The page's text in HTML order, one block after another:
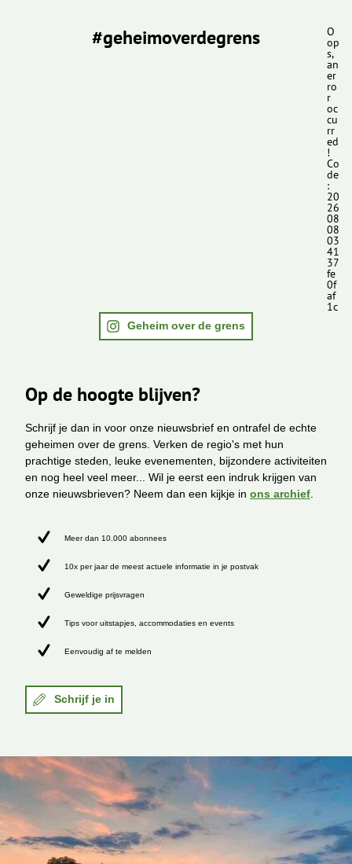
#geheimoverdegrens O
op
s,
an
er
ro
r
oc
cu
rr
ed
!
Co
de
:
20
26
08
08
03
41
37
fe
0f
af
1c
Geheim over de grens
Op de hoogte blijven?
Schrijf je dan in voor onze nieuwsbrief en ontrafel de echte
geheimen over de grens. Verken de regio's met hun
prachtige steden, leuke evenementen, bijzondere activiteiten
en nog heel veel meer... Wil je eerst een indruk krijgen van
onze nieuwsbrieven? Neem dan een kijkje in ons archief
Meer dan 10.000 abonnees
10x per jaar de meest actuele informatie in je postvak
Geweldige prijsvragen
Tips voor uitstapjes, accommodaties en events
Eenvoudig af te melden
Schrijf je in